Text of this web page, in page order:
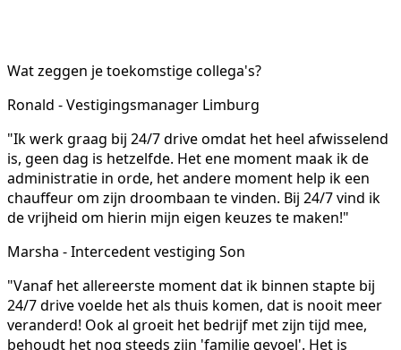
Wat zeggen je toekomstige collega's?
Ronald - Vestigingsmanager Limburg
"Ik werk graag bij 24/7 drive omdat het heel afwisselend
is, geen dag is hetzelfde. Het ene moment maak ik de
administratie in orde, het andere moment help ik een
chauffeur om zijn droombaan te vinden. Bij 24/7 vind ik
de vrijheid om hierin mijn eigen keuzes te maken!"
Marsha - Intercedent vestiging Son
"Vanaf het allereerste moment dat ik binnen stapte bij
24/7 drive voelde het als thuis komen, dat is nooit meer
veranderd! Ook al groeit het bedrijf met zijn tijd mee,
behoudt het nog steeds zijn 'familie gevoel'. Het is